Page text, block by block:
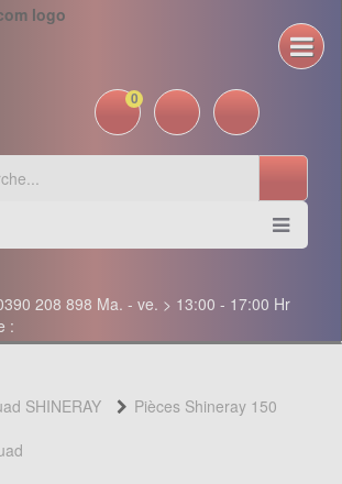
0
208 898 Ma. - ve. > 13:00 - 17:00 Hr
:
SHINERAY
Pièces Shineray 150